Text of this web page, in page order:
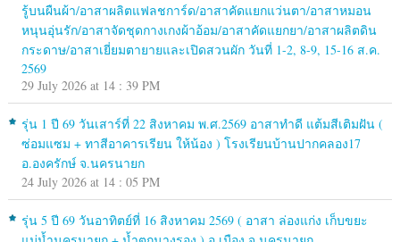
รู้บนผืนผ้า/อาสาผลิตแฟลชการ์ด/อาสาคัดแยกแว่นตา/อาสาหมอน
หนุนอุ่นรัก/อาสาจัดชุดกางเกงผ้าอ้อม/อาสาคัดแยกยา/อาสาผลิตดิน
กระดาษ/อาสาเยี่ยมตายายและเปิดสวนผัก วันที่ 1-2, 8-9, 15-16 ส.ค.
2569
29 July 2026 at 14 : 39 PM
รุ่น 1 ปี 69 วันเสาร์ที่ 22 สิงหาคม พ.ศ.2569 อาสาทำดี แต้มสีเติมฝัน (
ซ่อมแซม + ทาสีอาคารเรียน ให้น้อง ) โรงเรียนบ้านปากคลอง17
อ.องครักษ์ จ.นครนายก
24 July 2026 at 14 : 05 PM
รุ่น 5 ปี 69 วันอาทิตย์ที่ 16 สิงหาคม 2569 ( อาสา ล่องแก่ง เก็บขยะ